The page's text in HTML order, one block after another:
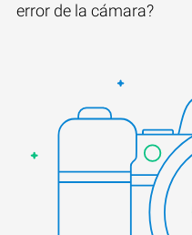
error de la cámara?